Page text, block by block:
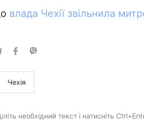
влада Чехії звільнила
Чехія
необхідний текст і натисніть